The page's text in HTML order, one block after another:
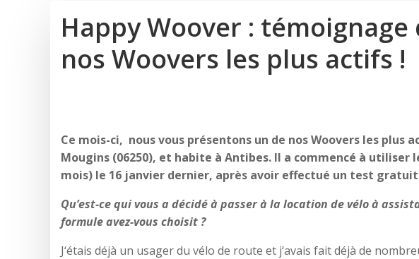
Happy Woover :
nos Woovers les plus actifs !
Ce mois-ci, nous vous présentons un de nos Woovers les
Mougins (06250), et habite à Antibes. Il a commencé à utiliser
mois) le 16 janvier dernier, après avoir effectué un test
Qu’est-ce qui vous a décidé à passer à la location de vélo à
formule avez-vous choisit ?
J‘étais déjà un usager du vélo de route et j‘avais fait déjà de